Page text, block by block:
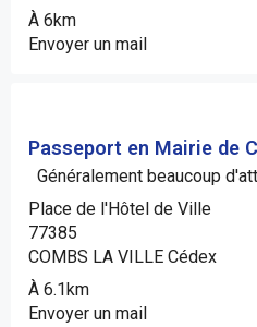
À 6km
Envoyer un mail
Passeport en Mairie de
Généralement beaucoup
Place de l'Hôtel de Ville
77385
COMBS LA VILLE Cédex
À 6.1km
Envoyer un mail